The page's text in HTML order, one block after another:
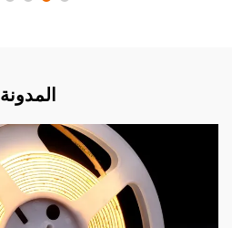
المدونة